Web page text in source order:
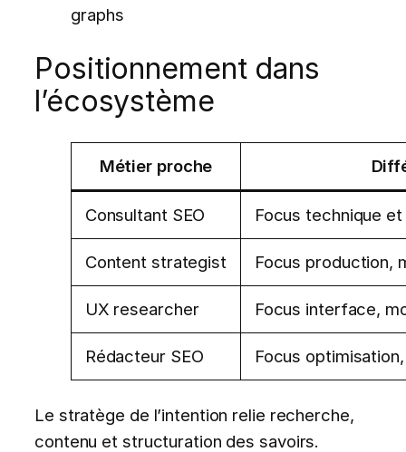
graphs
Positionnement dans
l’écosystème
Métier proche
Consultant SEO Focus technique
Content strategist Focus production,
UX researcher Focus interface,
Rédacteur SEO Focus
Le stratège de l’intention relie recherche,
contenu et structuration des savoirs.